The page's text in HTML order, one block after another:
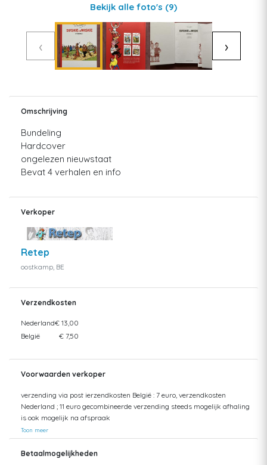
Bekijk alle foto's (9)
‹ ›
Omschrijving
Bundeling
Hardcover
ongelezen nieuwstaat
Bevat 4 verhalen en info
Verkoper
Retep
oostkamp, BE
Verzendkosten
Nederland€ 13,00
België
€ 7,50
Voorwaarden verkoper
verzending via post ierzendkosten België : 7 euro, verzendkosten
Nederland ; 11 euro gecombineerde verzending steeds mogelijk afhaling
is ook mogelijk na afspraak
Toon meer
Betaalmogelijkheden